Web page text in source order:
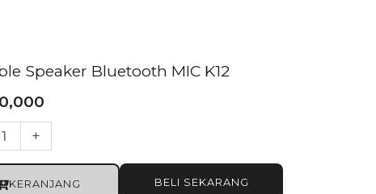
Speaker Bluetooth MIC K12
+
KERANJANG BELI SEKARANG